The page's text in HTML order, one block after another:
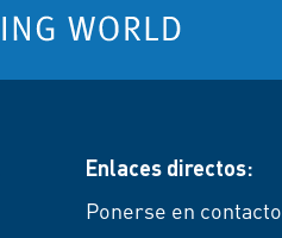
Enlaces directos:
Ponerse en contacto